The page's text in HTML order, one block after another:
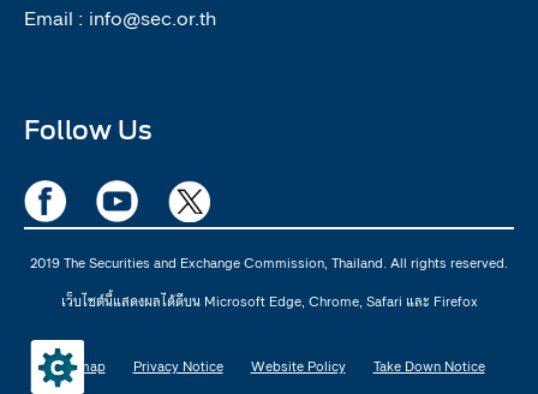
Email : info@sec.or.th
Follow Us
2019 The Securities and Exchange Commission, Thailand. All rights reserved.
เว็บไซต์นี้แสดงผลได้ดีบน Microsoft Edge, Chrome, Safari และ Firefox
Sitemap Privacy Notice Website Policy Take Down Notice